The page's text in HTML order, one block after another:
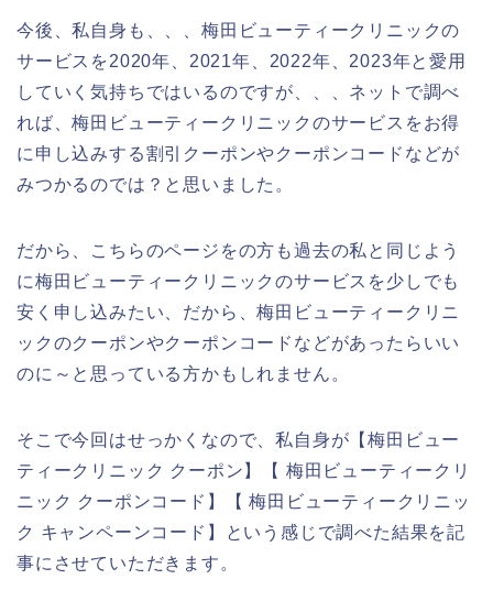
今後、私自身も、、、梅田ビューティークリニックの
サービスを2020年、2021年、2022年、2023年と愛用
していく気持ちではいるのですが、、、ネットで調べ
れば、梅田ビューティークリニックのサービスをお得
に申し込みする割引クーポンやクーポンコードなどが
みつかるのでは？と思いました。
だから、こちらのページをの方も過去の私と同じよう
に梅田ビューティークリニックのサービスを少しでも
安く申し込みたい、だから、梅田ビューティークリニ
ックのクーポンやクーポンコードなどがあったらいい
のに～と思っている方かもしれません。
そこで今回はせっかくなので、私自身が【梅田ビュー
ティークリニック クーポン】【 梅田ビューティークリ
ニック クーポンコード】【 梅田ビューティークリニッ
ク キャンペーンコード】という感じで調べた結果を記
事にさせていただきます。